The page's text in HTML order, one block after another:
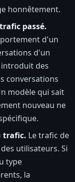
honnêtement.
passé.
d'un
d'un
introduit des
conversations
modèle qui sait
nouveau ne
trafic. Le trafic de
utilisateurs. Si
type
la